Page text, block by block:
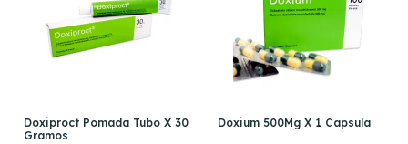
Doxiproct Pomada Tubo X 30
Gramos
Doxium 500Mg X 1 Capsula